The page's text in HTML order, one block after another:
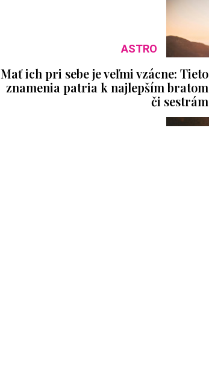
ASTRO
Mať ich pri sebe je veľmi vzácne: Tieto
znamenia patria k najlepším bratom
či sestrám